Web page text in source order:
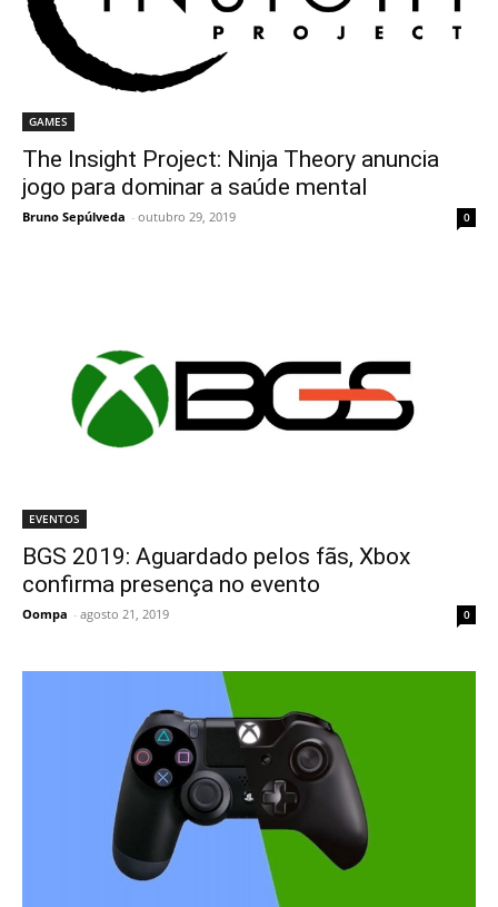
GAMES
The Insight Project: Ninja Theory anuncia
jogo para dominar a saúde mental
Bruno Sepúlveda - outubro 29, 2019 0
EVENTOS
BGS 2019: Aguardado pelos fãs, Xbox
confirma presença no evento
Oompa - agosto 21, 2019 0